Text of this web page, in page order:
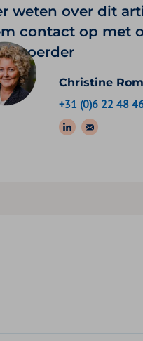
weten over dit
contact op met
Christine
+31 (0)6 22 48
Volg ons
Stuur